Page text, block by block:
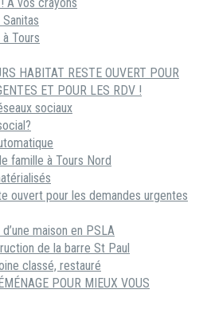
Tours
HABITAT RESTE OUVERT POUR
ET POUR LES RDV !
sociaux
famille à Tours Nord
ouvert pour les demandes urgentes
maison en PSLA
de la barre St Paul
classé, restauré
POUR MIEUX VOUS